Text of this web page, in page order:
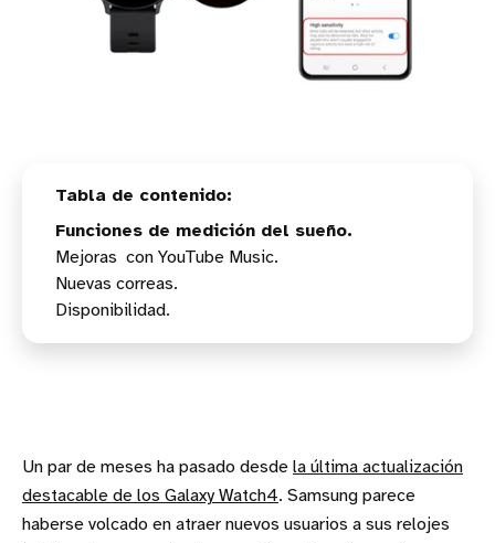
Funciones de medición del sueño.
Mejoras con YouTube Music.
Nuevas correas.
Disponibilidad.
Un par de meses ha pasado desde la última actualización
destacable de los Galaxy Watch4. Samsung parece
haberse volcado en atraer nuevos usuarios a sus relojes